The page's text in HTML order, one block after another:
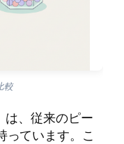
較
は、従来のピー
っています。こ